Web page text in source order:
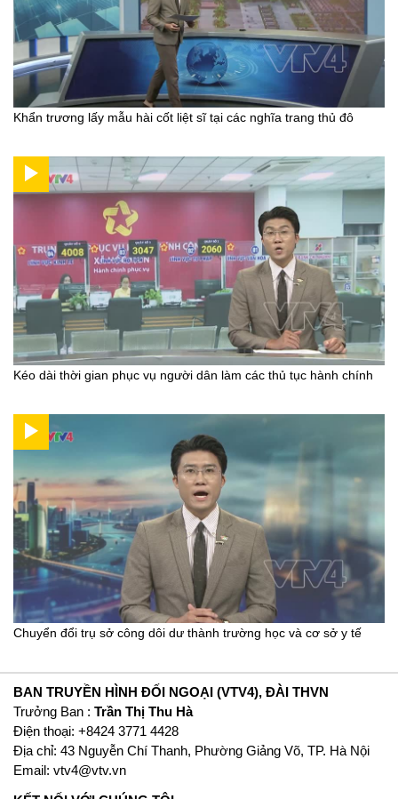
Khẩn trương lấy mẫu hài cốt liệt sĩ tại các nghĩa trang thủ đô
Kéo dài thời gian phục vụ người dân làm các thủ tục hành chính
Chuyển đổi trụ sở công dôi dư thành trường học và cơ sở y tế
BAN TRUYỀN HÌNH ĐỐI NGOẠI (VTV4), ĐÀI THVN
Trưởng Ban : Trần Thị Thu Hà
Ðiện thoại: +8424 3771 4428
Địa chỉ: 43 Nguyễn Chí Thanh, Phường Giảng Võ, TP. Hà Nội
Email: vtv4@vtv.vn